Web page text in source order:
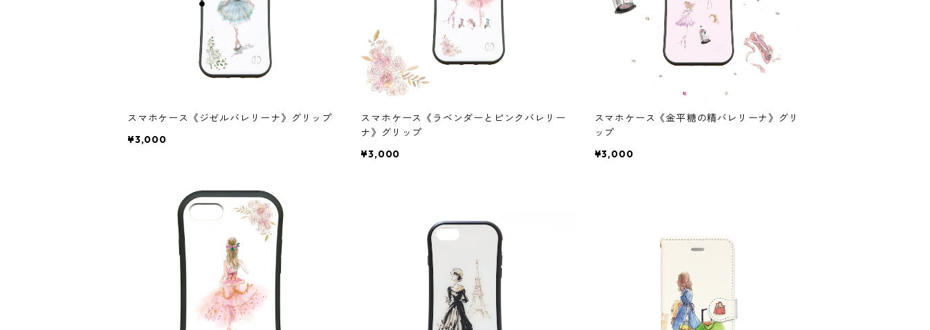
スマホケース《ジゼルバレリーナ》グリップ
¥3,000
スマホケース《ラベンダーとピンクバレリー
ナ》グリップ
¥3,000
スマホケース《金平糖の精バレリーナ》グリ
ップ
¥3,000